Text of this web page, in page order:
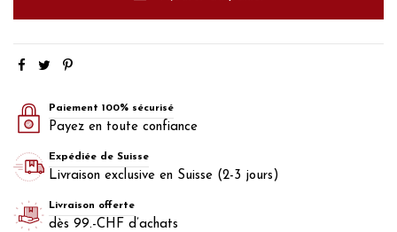
Paiement 100% sécurisé
Payez en toute confiance
Expédiée de Suisse
Livraison exclusive en Suisse (2-3 jours)
Livraison offerte
dès 99.-CHF d’achats